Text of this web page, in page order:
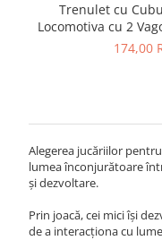
Trenulet cu
Locomotiva cu 2
Clopotel,
174,00
Alegerea jucăriilor
lumea înconjurătoare
și dezvoltare.
Prin joacă, cei mici își
de a interacționa cu